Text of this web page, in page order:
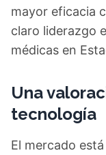
mayor eficacia
claro liderazgo
médicas en
Una
tecnología
El mercado